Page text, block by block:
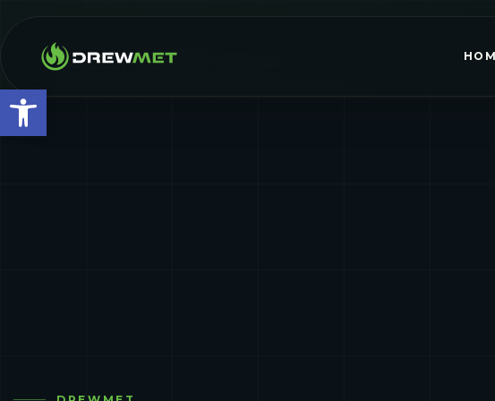
Otwórz pasek narzędzi